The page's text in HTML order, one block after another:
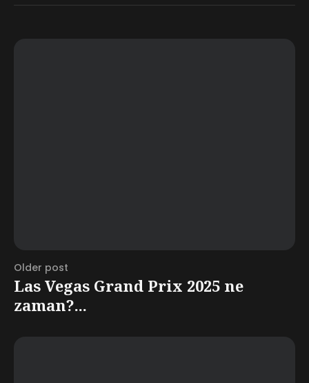
Older post
Las Vegas Grand Prix 2025 ne
zaman?...